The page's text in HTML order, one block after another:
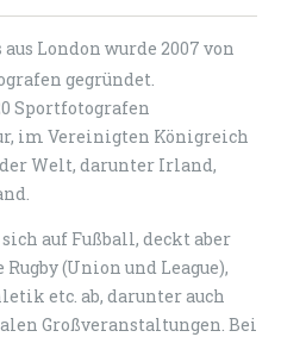
aus London wurde 2007 von
gegründet.
Sportfotografen
im Vereinigten Königreich
Welt, darunter Irland,
auf Fußball, deckt aber
(Union und League),
etc. ab, darunter auch
Großveranstaltungen. Bei